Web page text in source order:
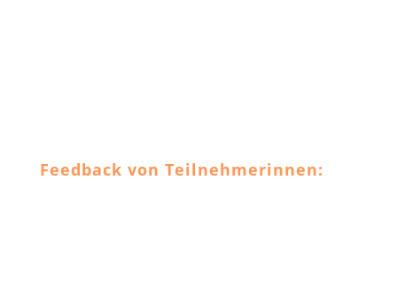
Feedback von Teilnehmerinnen: